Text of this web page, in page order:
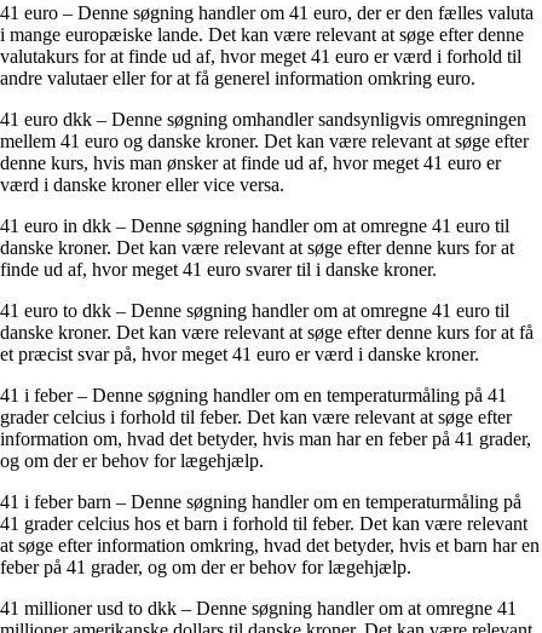
41 euro – Denne søgning handler om 41 euro, der er den fælles valuta
i mange europæiske lande. Det kan være relevant at søge efter denne
valutakurs for at finde ud af, hvor meget 41 euro er værd i forhold til
andre valutaer eller for at få generel information omkring euro.
41 euro dkk – Denne søgning omhandler sandsynligvis omregningen
mellem 41 euro og danske kroner. Det kan være relevant at søge efter
denne kurs, hvis man ønsker at finde ud af, hvor meget 41 euro er
værd i danske kroner eller vice versa.
41 euro in dkk – Denne søgning handler om at omregne 41 euro til
danske kroner. Det kan være relevant at søge efter denne kurs for at
finde ud af, hvor meget 41 euro svarer til i danske kroner.
41 euro to dkk – Denne søgning handler om at omregne 41 euro til
danske kroner. Det kan være relevant at søge efter denne kurs for at få
et præcist svar på, hvor meget 41 euro er værd i danske kroner.
41 i feber – Denne søgning handler om en temperaturmåling på 41
grader celcius i forhold til feber. Det kan være relevant at søge efter
information om, hvad det betyder, hvis man har en feber på 41 grader,
og om der er behov for lægehjælp.
41 i feber barn – Denne søgning handler om en temperaturmåling på
41 grader celcius hos et barn i forhold til feber. Det kan være relevant
at søge efter information omkring, hvad det betyder, hvis et barn har en
feber på 41 grader, og om der er behov for lægehjælp.
41 millioner usd to dkk – Denne søgning handler om at omregne 41